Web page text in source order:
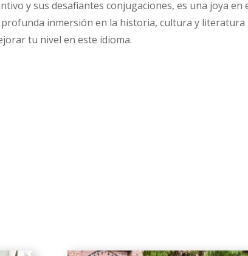
y sus desafiantes conjugaciones, es una joya
inmersión en la historia, cultura y
tu nivel en este idioma.